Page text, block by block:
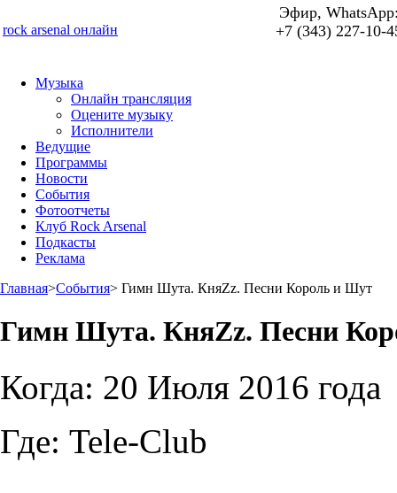
rock arsenal онлайн
Эфир,
+7 (343) 227-10-
Музыка
Онлайн трансляция
Оцените музыку
Исполнители
Ведущие
Программы
Новости
События
Фотоотчеты
Клуб Rock Arsenal
Подкасты
Реклама
Главная>События> Гимн Шута. КняZz. Песни Король и Шут
Гимн Шута. КняZz. Песни
Когда: 20 Июля 2016 года
Где: Tele-Club